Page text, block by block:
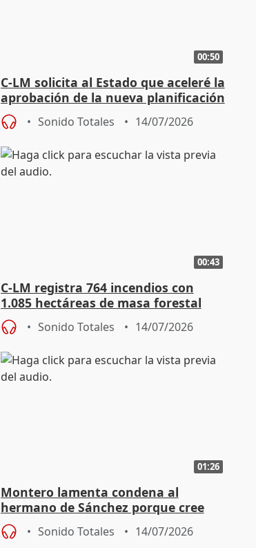
00:50
C-LM solicita al Estado que aceleré la
aprobación de la nueva planificación
eléctrica
Sonido Totales 14/07/2026
00:43
C-LM registra 764 incendios con
1.085 hectáreas de masa forestal
quemada este año
Sonido Totales 14/07/2026
01:26
Montero lamenta condena al
hermano de Sánchez porque cree
que su caso merecía una
"absolución"Sonido Totales 14/07/2026